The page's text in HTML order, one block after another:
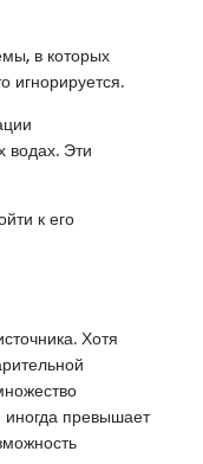
в которых
игнорируется.
водах. Эти
к его
Хотя
иногда превышает